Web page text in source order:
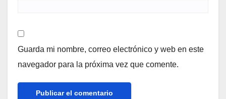
Guarda mi nombre, correo electrónico y web en este
navegador para la próxima vez que comente.